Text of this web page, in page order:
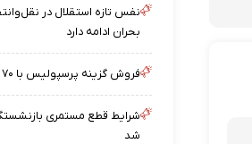
بحران ادامه دارد
فروش گزینه پرسپولیس با ۷۰ میلیارد تومان
شرایط قطع مستمری
شد